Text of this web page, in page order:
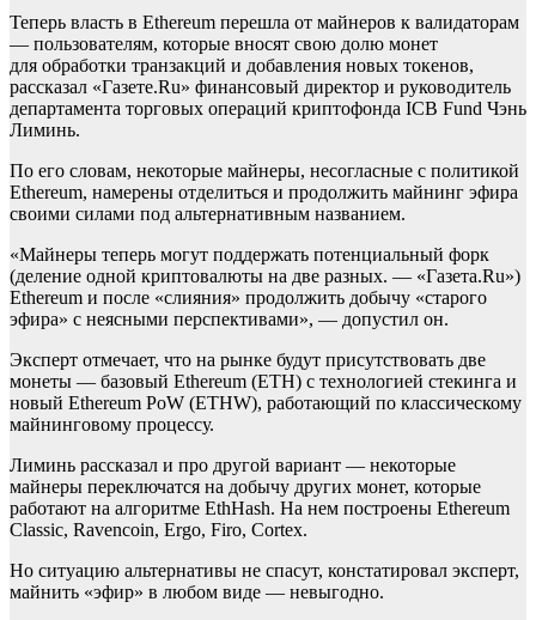
Теперь власть в Ethereum перешла от майнеров к валидаторам
— пользователям, которые вносят свою долю монет
для обработки транзакций и добавления новых токенов,
рассказал «Газете.Ru» финансовый директор и руководитель
департамента торговых операций криптофонда ICB Fund Чэнь
Лиминь.
По его словам, некоторые майнеры, несогласные с политикой
Ethereum, намерены отделиться и продолжить майнинг эфира
своими силами под альтернативным названием.
«Майнеры теперь могут поддержать потенциальный форк
(деление одной криптовалюты на две разных. — «Газета.Ru»)
Ethereum и после «слияния» продолжить добычу «старого
эфира» с неясными перспективами», — допустил он.
Эксперт отмечает, что на рынке будут присутствовать две
монеты — базовый Ethereum (ETH) с технологией стекинга и
новый Ethereum PoW (ETHW), работающий по классическому
майнинговому процессу.
Лиминь рассказал и про другой вариант — некоторые
майнеры переключатся на добычу других монет, которые
работают на алгоритме EthHash. На нем построены Ethereum
Classic, Ravencoin, Ergo, Firo, Cortex.
Но ситуацию альтернативы не спасут, констатировал эксперт,
майнить «эфир» в любом виде — невыгодно.